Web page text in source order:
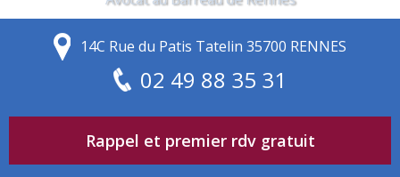
14C Rue du Patis Tatelin 35700 RENNES
02 49 88 35 31
Rappel et premier rdv gratuit